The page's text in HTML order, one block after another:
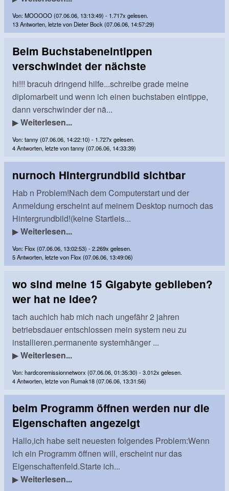
Von: MOOOOO (07.06.06, 13:13:49) - 1.717x gelesen.
13 Antworten, letzte von Dieter Bock (07.06.06, 14:57:29)
Beim Buchstabeneintippen
verschwindet der nächste
hi!!! bracuh dringend hilfe...schreibe grade meine
diplomarbeit und wenn ich einen buchstaben eintippe,
dann verschwinder der nä...
▶Weiterlesen...
Von: tanny (07.06.06, 14:22:10) - 1.727x gelesen.
4 Antworten, letzte von tanny (07.06.06, 14:33:39)
nurnoch Hintergrundbild sichtbar
Hab n Problem!Nach dem Computerstart und der
Anmeldung erscheint auf meinem Desktop nurnoch das
Hintergrundbild!(keine Startleis...
▶Weiterlesen...
Von: Flox (07.06.06, 13:02:53) - 2.269x gelesen.
5 Antworten, letzte von Flox (07.06.06, 13:49:06)
wo sind meine 15 Gigabyte geblieben?
wer hat ne idee?
tach auchich hab mich nach ungefähr 2 jahren
betriebsdauer entschlossen mein system neu zu
installieren.permanente systemhänger ...
▶Weiterlesen...
Von: hardcoremissionnetworx (07.06.06, 01:35:30) - 3.012x gelesen.
4 Antworten, letzte von Rumak18 (07.06.06, 13:31:56)
beim Programm öffnen werden nur die
Eigenschaften angezeigt
Hallo,ich habe seit neuesten folgendes Problem:Wenn
ich ein Programm öffnen will, erscheint nur das
Eigenschaftenfeld.Starte ich...
▶Weiterlesen...